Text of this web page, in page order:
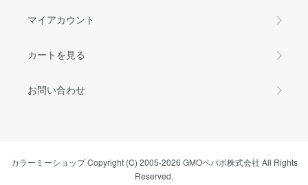
マイアカウント
カートを見る
お問い合わせ
カラーミーショップCopyright (C) 2005-2026 GMOペパボ株式会社 All Rights
Reserved.